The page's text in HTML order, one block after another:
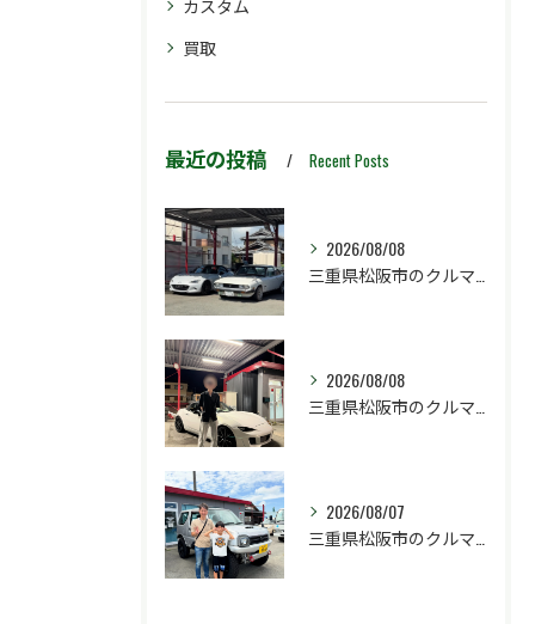
買取
最近の投稿 Recent Posts
2026/08/08
2026/08/08
2026/08/07